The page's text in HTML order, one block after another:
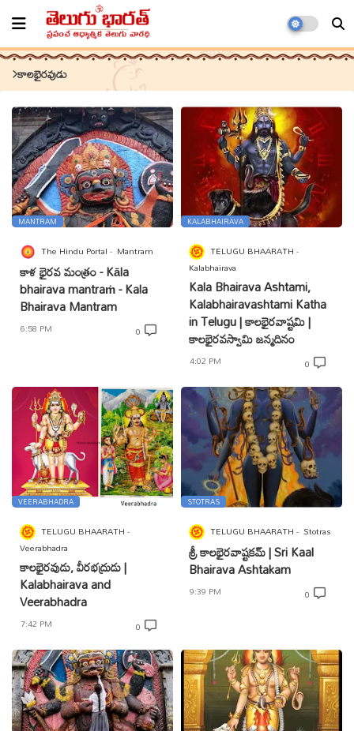
కాలభైరవుడు
MANTRAM
The Hindu Portal Mantram
కాళ భైరవ మంత్రం - Kāla
bhairava mantraṁ - Kala
Bhairava Mantram
6:58 PM 0
KALABHAIRAVA
TELUGU BHAARATH
Kalabhairava
Kala Bhairava Ashtami,
Kalabhairavashtami Katha
in Telugu | కాలభైరవాష్టమి |
కాలభైరవస్వామి జన్మదినం
4:02 PM 0
VEERABHADRA
TELUGU BHAARATH
Veerabhadra
కాలభైరవుడు, వీరభద్రుడు |
Kalabhairava and
Veerabhadra
7:42 PM 0
STOTRAS
TELUGU BHAARATH Stotras
శ్రీ కాలభైరవాష్టకమ్ | Sri Kaal
Bhairava Ashtakam
9:39 PM 0